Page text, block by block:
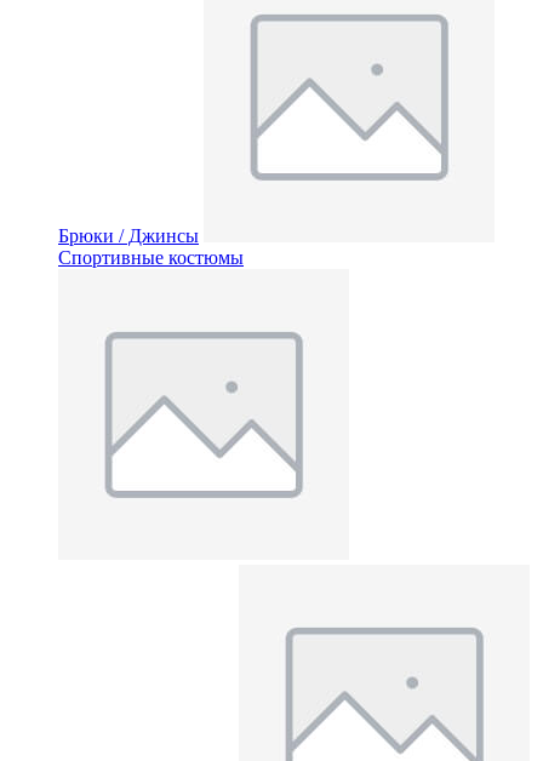
Брюки / Джинсы
Спортивные костюмы